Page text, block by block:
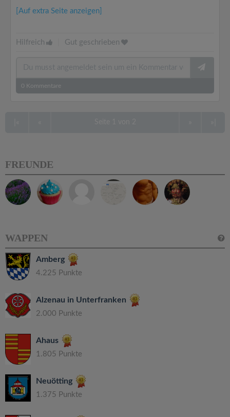
[Auf extra Seite anzeigen]
Hilfreich Gut geschrieben
0 Kommentare
FREUNDE
WAPPEN
Amberg
4.225 Punkte
Alzenau in Unterfranken
2.000 Punkte
Ahaus
1.805 Punkte
Neuötting
1.375 Punkte